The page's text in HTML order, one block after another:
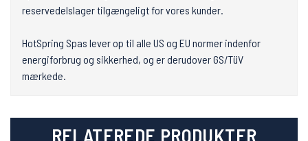
reservedelslager tilgængeligt for vores kunder.
HotSpring Spas lever op til alle US og EU normer indenfor
energiforbrug og sikkerhed, og er derudover GS/TüV
mærkede.
RELATEREDE PRODUKTER